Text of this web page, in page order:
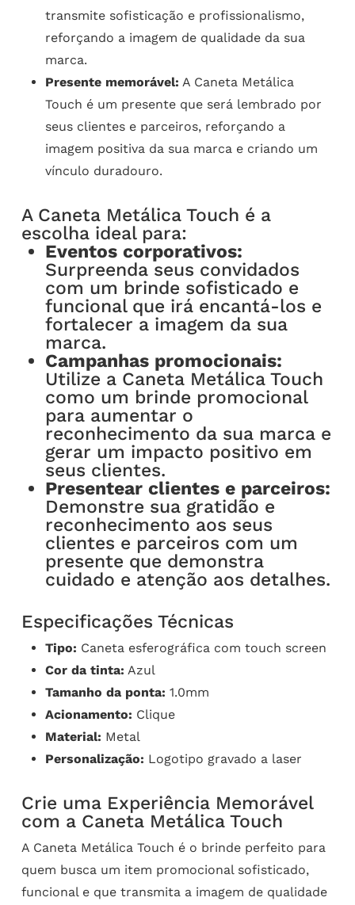
transmite sofisticação e profissionalismo,
reforçando a imagem de qualidade da sua
marca.
Presente memorável: A Caneta Metálica
Touch é um presente que será lembrado por
seus clientes e parceiros, reforçando a
imagem positiva da sua marca e criando um
vínculo duradouro.
A Caneta Metálica Touch é a
escolha ideal para:
Eventos corporativos:
Surpreenda seus convidados
com um brinde sofisticado e
funcional que irá encantá-los e
fortalecer a imagem da sua
marca.
Campanhas promocionais:
Utilize a Caneta Metálica Touch
como um brinde promocional
para aumentar o
reconhecimento da sua marca e
gerar um impacto positivo em
seus clientes.
Presentear clientes e parceiros:
Demonstre sua gratidão e
reconhecimento aos seus
clientes e parceiros com um
presente que demonstra
cuidado e atenção aos detalhes.
Especificações Técnicas
Tipo: Caneta esferográfica com touch screen
Cor da tinta: Azul
Tamanho da ponta: 1.0mm
Acionamento: Clique
Material: Metal
Personalização: Logotipo gravado a laser
Crie uma Experiência Memorável
com a Caneta Metálica Touch
A Caneta Metálica Touch é o brinde perfeito para
quem busca um item promocional sofisticado,
funcional e que transmita a imagem de qualidade